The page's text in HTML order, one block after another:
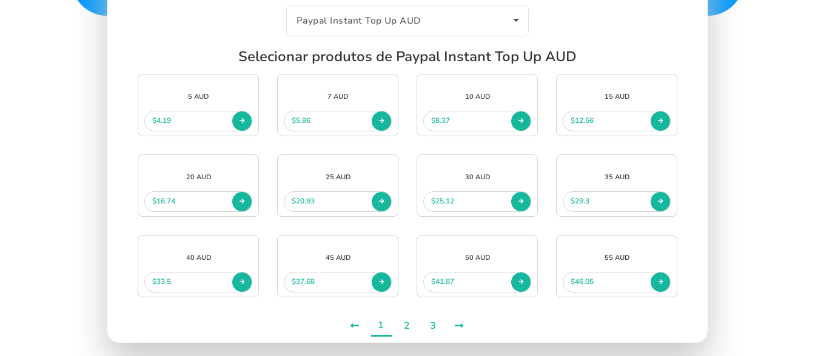
Selecionar produtos de Paypal Instant Top Up AUD
5 AUD
$4.19
7 AUD
$5.86
10 AUD
$8.37
15 AUD
$12.56
20 AUD
$16.74
25 AUD
$20.93
30 AUD
$25.12
35 AUD
$29.3
40 AUD
$33.5
45 AUD
$37.68
50 AUD
$41.87
55 AUD
$46.05
1 2 3